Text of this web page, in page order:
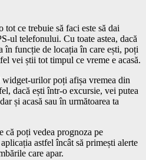
tot ce trebuie să faci este să dai
ul telefonului. Cu toate astea, dacă
în funcție de locația în care ești, poți
vei știi tot timpul ce vreme e acasă.
urilor poți afișa vremea din
dacă ești într-o excursie, vei putea
și acasă sau în următoarea ta
că poți vedea prognoza pe
astfel încât să primești alerte
care apar.